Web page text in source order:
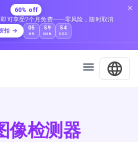
60% off
即可享受7个月免费——零风险，随时取消
扣 05
HR
59
MIN
53
SEC
像检测器